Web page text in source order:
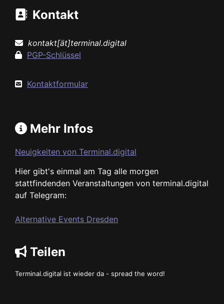
Kontakt
kontakt[ät]terminal.digital
PGP-Schlüssel
Kontaktformular
Mehr Infos
Neuigkeiten von Terminal.digital
Hier gibt's einmal am Tag alle morgen
stattfindenden Veranstaltungen von terminal.digital
auf Telegram:
Alternative Events Dresden
Teilen
Terminal.digital ist wieder da - spread the word!